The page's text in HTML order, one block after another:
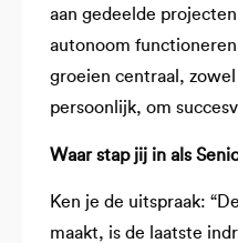
aan gedeelde
autonoom
groeien centraal,
persoonlijk, om
Waar stap jij in als
Ken je de uitspraak:
maakt, is de laatste